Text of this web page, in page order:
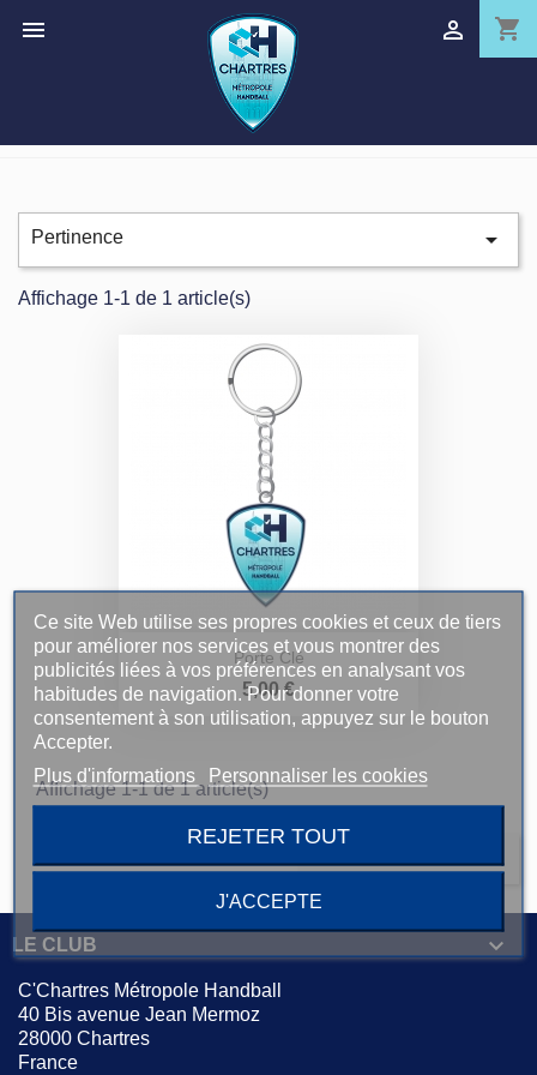
 shopping_cart

Pertinence 
Affichage 1-1 de 1 article(s)
Porte Clé
Prix
5,00 €
Affichage 1-1 de 1 article(s)

LE CLUB 
C'Chartres Métropole Handball
40 Bis avenue Jean Mermoz
28000 Chartres
France
Ce site Web utilise ses propres cookies et ceux de tiers
pour améliorer nos services et vous montrer des
publicités liées à vos préférences en analysant vos
habitudes de navigation. Pour donner votre
consentement à son utilisation, appuyez sur le bouton
Accepter.
Plus d'informations
Personnaliser les cookies
REJETER TOUT
J'ACCEPTE